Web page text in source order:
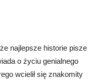
najlepsze historie pisze
o życiu genialnego
wcielił się znakomity